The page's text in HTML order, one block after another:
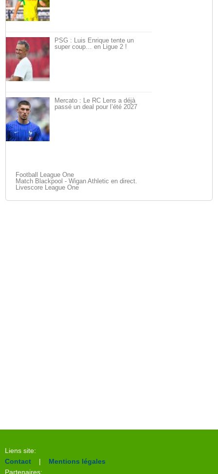
PSG : Luis Enrique tente un
super coup… en Ligue 2 !
Mercato : Le RC Lens a déjà
passé un deal pour l’été 2027
Football League One
Match Blackpool - Wigan Athletic en direct.
Livescore League One
Liens site:
Contact | Mentions légales
Partenaires: